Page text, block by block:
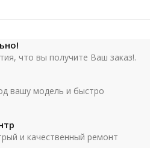
что вы получите Ваш заказ!.
вашу модель и быстро
и качественный ремонт